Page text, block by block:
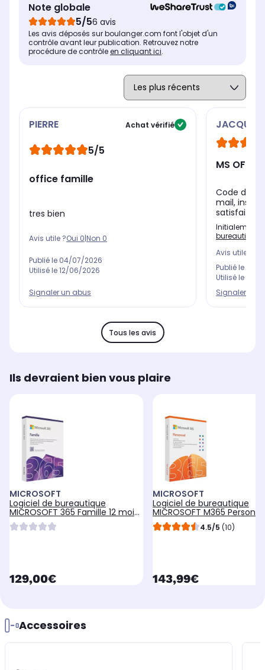
Note globale
5/56 avis
Les avis déposés sur boulanger.com font l'objet d'un
contrôle avant leur publication. Retrouvez notre
procédure de contrôleen cliquant ici.
PIERRE Achat vérifié
5/5
office famille
tres bien
Avis utile ?Oui 0 Non 0
Publié le 04/07/2026
Utilisé le12/06/2026
Signaler un abus
JACQUES
MS OFFICE
Code du
mail,
satisfaite
Initialement
bureautique
Avis utile ?
Publié le
Utilisé le
Signaler un
Tous les avis
Ils devraient bien vous plaire
MICROSOFT
Logiciel de bureautique
MICROSOFT 365 Famille 12 mois
2025
currentPrice
129,00€
MICROSOFT
Logiciel de bureautique
MICROSOFT M365
avec IA Copilot
4.5/5 (10)
currentPrice
143,99€
Accessoires